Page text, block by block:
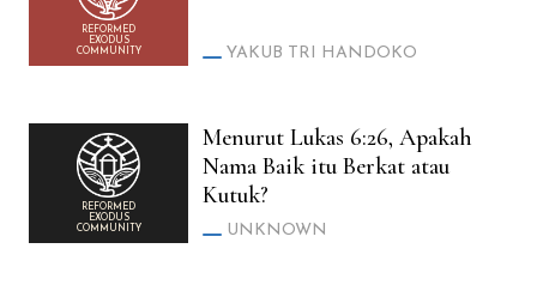
REFORMED
EXODUS
COMMUNITY
YAKUB TRI HANDOKO
REFORMED
EXODUS
COMMUNITY
Menurut Lukas 6:26, Apakah
Nama Baik itu Berkat atau
Kutuk?
UNKNOWN